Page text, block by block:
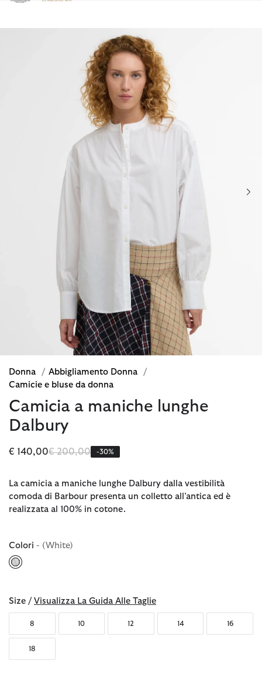
Clicca per visualizzare la nostra Dichiarazione di Accessibilità
Donna / Abbigliamento Donna
/
Camicie e bluse da donna
Camicia a maniche lunghe
Dalbury
€ 140,00Prezzo ridotto da
€ 200,00a -30%
La camicia a maniche lunghe Dalbury dalla vestibilità
comoda di Barbour presenta un colletto all’antica ed è
realizzata al 100% in cotone.
Colori - (White)
Size / Visualizza La Guida Alle Taglie
8 10 12 14 16
18